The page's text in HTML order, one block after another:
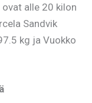
alle 20 kilon
Sandvik
kg ja Vuokko